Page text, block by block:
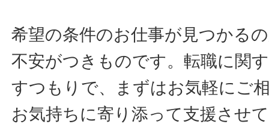
希望の条件のお仕事が見つかる
不安がつきものです。転職に関
すつもりで、まずはお気軽にご
お気持ちに寄り添って支援させ